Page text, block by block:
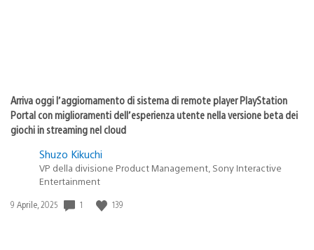
Arriva oggi l’aggiornamento di sistema di remote player PlayStation
Portal con miglioramenti dell’esperienza utente nella versione beta dei
giochi in streaming nel cloud
Shuzo Kikuchi
VP della divisione Product Management, Sony Interactive
Entertainment
Data
9 Aprile, 2025 1 139